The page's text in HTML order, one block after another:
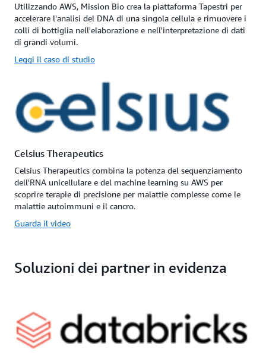
Utilizzando AWS, Mission Bio crea la piattaforma Tapestri per
accelerare l'analisi del DNA di una singola cellula e rimuovere i
colli di bottiglia nell'elaborazione e nell'interpretazione di dati
di grandi volumi.
Leggi il caso di studio
Celsius Therapeutics
Celsius Therapeutics combina la potenza del sequenziamento
dell'RNA unicellulare e del machine learning su AWS per
scoprire terapie di precisione per malattie complesse come le
malattie autoimmuni e il cancro.
Guarda il video
Soluzioni dei partner in evidenza